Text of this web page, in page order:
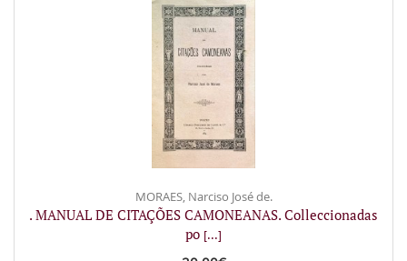
MORAES, Narciso José de.
. MANUAL DE CITAÇÕES CAMONEANAS. Colleccionadas
po [...]